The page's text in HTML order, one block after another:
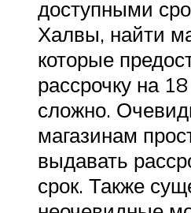
доступными
Халвы, найти
которые
рассрочку на
сложно.
магазинам
выдавать
срок. Также